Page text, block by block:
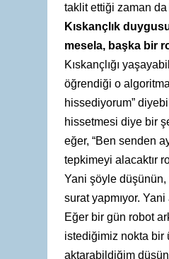
taklit ettiği zaman
Kıskançlık
mesela, başka bir
Kıskançlığı
öğrendiği o
hissediyorum”
hissetmesi diye bir
eğer, “Ben senden
tepkimeyi alacaktır
Yani şöyle düşünün,
surat yapmıyor.
Eğer bir gün robot
istediğimiz nokta bir
aktarabildiğim